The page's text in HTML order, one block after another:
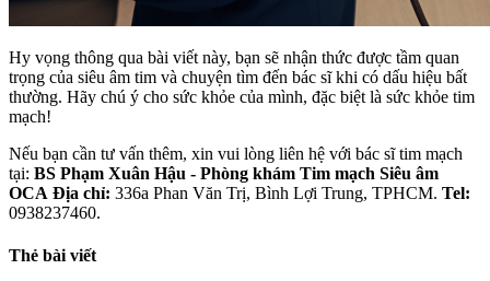
Hy vọng thông qua bài viết này, bạn sẽ nhận thức được tầm quan
trọng của siêu âm tim và chuyện tìm đến bác sĩ khi có dấu hiệu bất
thường. Hãy chú ý cho sức khỏe của mình, đặc biệt là sức khỏe tim
mạch!
Nếu bạn cần tư vấn thêm, xin vui lòng liên hệ với bác sĩ tim mạch
tại: BS Phạm Xuân Hậu - Phòng khám Tim mạch Siêu âm
OCA Địa chỉ: 336a Phan Văn Trị, Bình Lợi Trung, TPHCM. Tel:
0938237460.
Thẻ bài viết